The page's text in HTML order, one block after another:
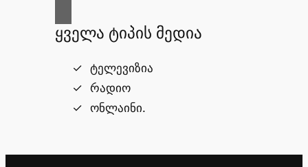
ყველა ტიპის მედია
ტელევიზია
რადიო
ონლაინი.